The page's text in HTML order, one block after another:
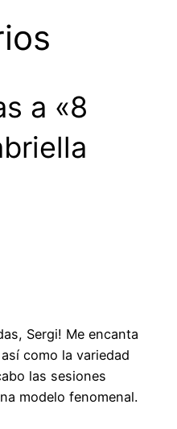
a «8
Sergi! Me encanta
como la variedad
las sesiones
modelo fenomenal.